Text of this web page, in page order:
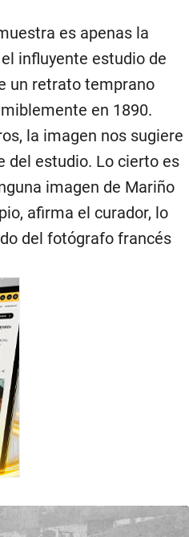
es apenas la
influyente estudio de
un retrato temprano
en 1890.
la imagen nos sugiere
del estudio. Lo cierto es
imagen de Mariño
afirma el curador, lo
del fotógrafo francés